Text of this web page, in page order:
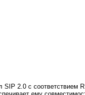
SIP 2.0 с соответствием